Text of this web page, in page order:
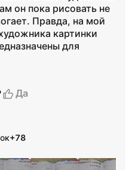
он пока рисовать не
Правда, на мой
картинки
для
Да
+78